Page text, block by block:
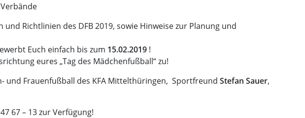
Richtlinien des DFB 2019, sowie Hinweise zur Planung und
Euch einfach bis zum 15.02.2019 !
eures „Tag des Mädchenfußball“ zu!
und Frauenfußball des KFA Mittelthüringen, Sportfreund Stefan Sauer,
67 – 13 zur Verfügung!